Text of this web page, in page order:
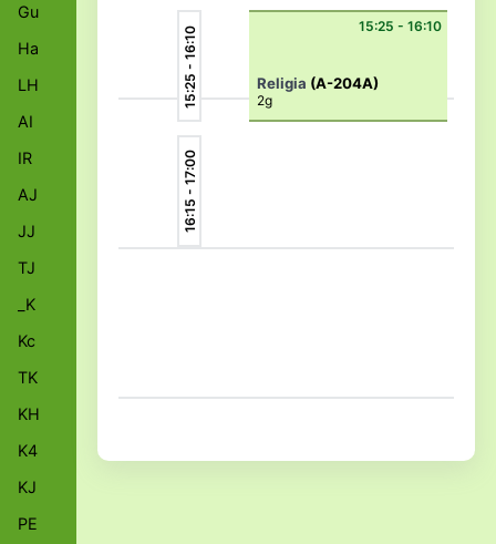
Gu
Ha
LH
AI
IR
AJ
JJ
TJ
_K
Kc
TK
KH
K4
KJ
PE
15:25 - 16:10
16:15 - 17:00
15:25 - 16:10
Religia (A-204A)
2g